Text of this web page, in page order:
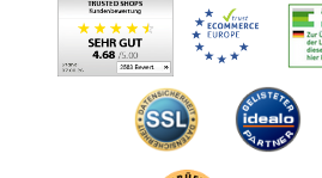
Onkologie anbieten, praktizieren
onkologischen Leitlinien mit allen
Darüber hinaus setzen sie
Maßnahmen ein, am häufigsten
also kein Ersatz für die
sinnvolle Erweiterung, damit